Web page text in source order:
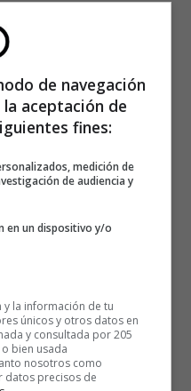
de navegación
aceptación de
fines:
medición de
de audiencia y
en un dispositivo y/o
la información de tu
únicos y otros datos en
y consultada por 205
bien usada
nosotros como
datos precisos de